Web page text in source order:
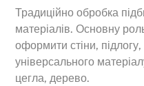
Традиційно обробка
матеріалів. Основну
оформити стіни,
універсального
цегла, дерево.